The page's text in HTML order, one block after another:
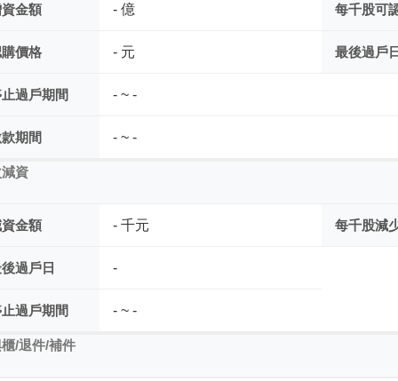
金額 - 億 每千股可
價格 - 元 最後過戶日
過戶期間 - ~ -
期間 - ~ -
資
金額 - 千元 每千股減
過戶日 -
過戶期間 - ~ -
/退件/補件